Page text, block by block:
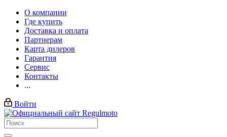
О компании
Где купить
Доставка и оплата
Партнерам
Карта дилеров
Гарантия
Сервис
Контакты
...
Войти